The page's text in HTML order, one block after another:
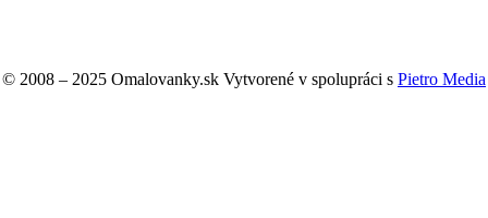
© 2008 – 2025 Omalovanky.sk Vytvorené v spolupráci s Pietro Media